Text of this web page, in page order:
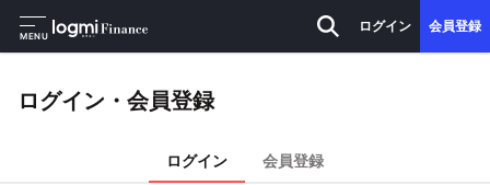
MENU
ログイン 会員登録
ログイン・会員登録
ログイン 会員登録